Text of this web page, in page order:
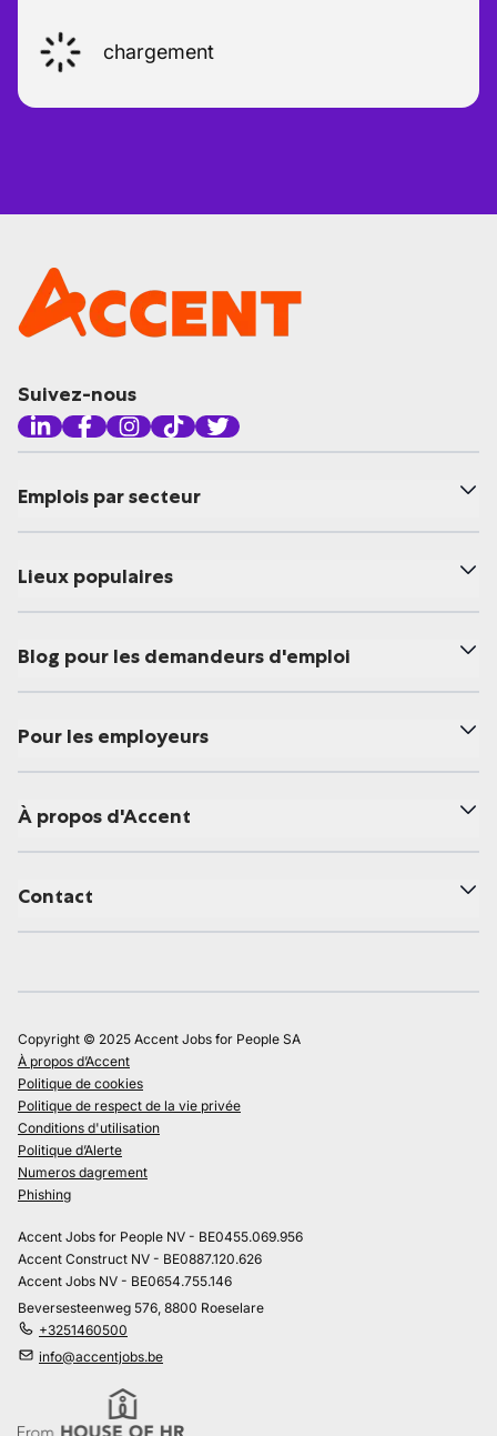
chargement
Suivez-nous
Emplois par secteur
Lieux populaires
Blog pour les demandeurs d'emploi
Pour les employeurs
À propos d'Accent
Contact
Copyright © 2025 Accent Jobs for People SA
À propos d’Accent
Politique de cookies
Politique de respect de la vie privée
Conditions d'utilisation
Politique d’Alerte
Numeros dagrement
Phishing
Accent Jobs for People NV - BE0455.069.956
Accent Construct NV - BE0887.120.626
Accent Jobs NV - BE0654.755.146
Beversesteenweg 576, 8800 Roeselare
+3251460500
info@accentjobs.be